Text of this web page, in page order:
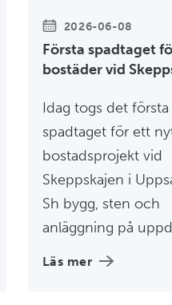
2026-06-08
Första spadtaget
bostäder vid
Idag togs det första
spadtaget för ett
bostadsprojekt vid
Skeppskajen i
Sh bygg, sten och
anläggning på
Ikano Bostad ska
Läs mer